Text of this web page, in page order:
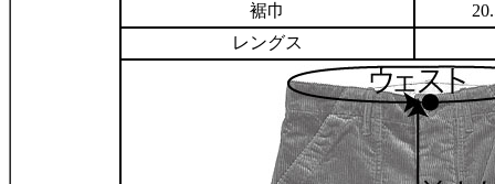
裾巾
レングス